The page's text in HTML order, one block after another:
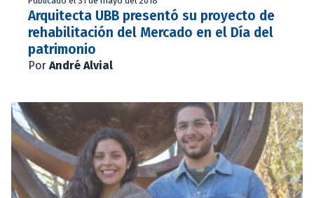
Arquitecta UBB presentó su proyecto de
rehabilitación del Mercado en el Día del
patrimonio
Por André Alvial